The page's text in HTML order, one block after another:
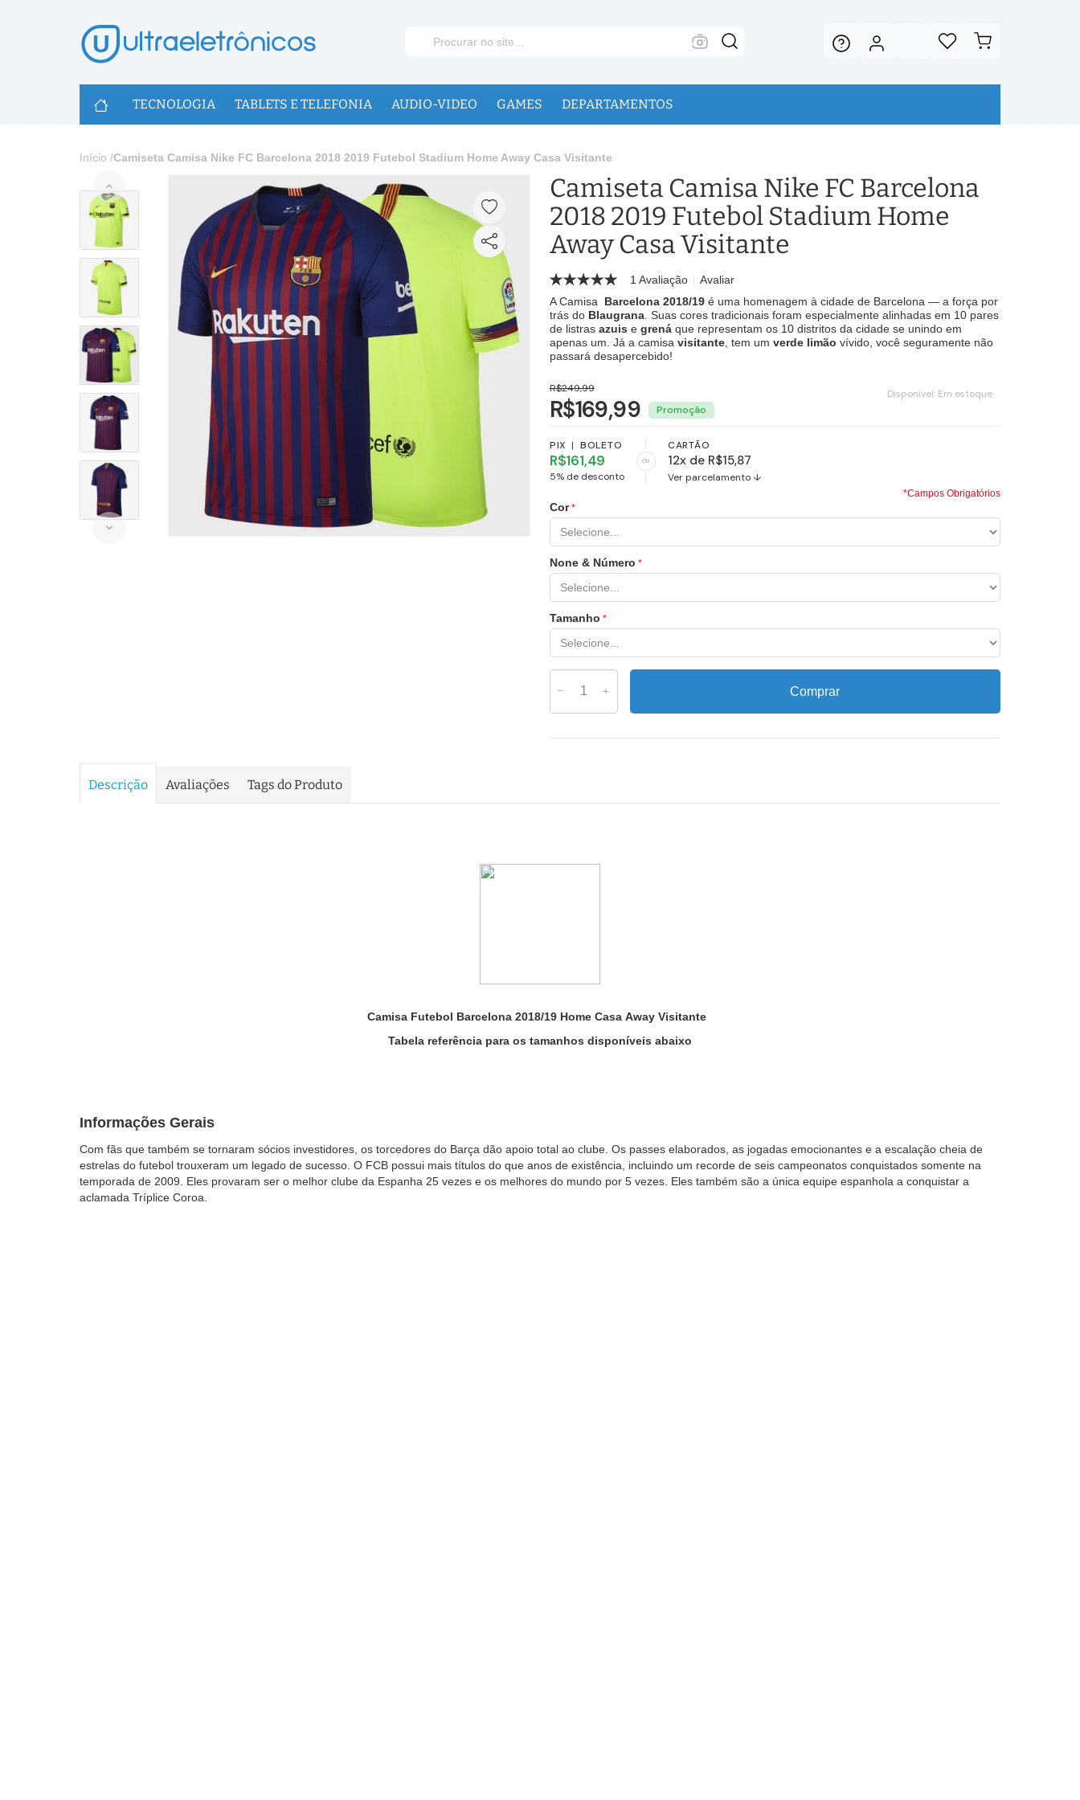
U
TECNOLOGIA TABLETS E TELEFONIA AUDIO-VIDEO GAMES DEPARTAMENTOS
Início /Camiseta Camisa Nike FC Barcelona 2018 2019 Futebol Stadium Home Away Casa Visitante
Camiseta Camisa Nike FC Barcelona
2018 2019 Futebol Stadium Home
Away Casa Visitante
1 Avaliação
Avaliar
A Camisa Barcelona 2018/19é uma homenagem à cidade de Barcelona — a força por
trás do Blaugrana. Suas cores tradicionais foram especialmente alinhadas em 10 pares
de listras azuis e grenáque representam os 10 distritos da cidade se unindo em
apenas um. Já a camisa visitante, tem um verde limão vívido, você seguramente não
passará desapercebido!
Disponível: Em estoque
R$249,99
R$169,99
PIX | BOLETO
R$161,49
5% de desconto
ou
CARTÃO
12x de R$15,87
Ver parcelamento ↓
Cor
None & Número
Tamanho
*Campos Obrigatórios
Comprar
Descrição Avaliações Tags do Produto
Camisa Futebol Barcelona 2018/19 Home Casa Away Visitante
Tabela referência para os tamanhos disponíveis abaixo
Informações Gerais
Com fãs que também se tornaram sócios investidores, os torcedores do Barça dão apoio total ao clube. Os passes elaborados, as jogadas emocionantes e a escalação cheia de
estrelas do futebol trouxeram um legado de sucesso. O FCB possui mais títulos do que anos de existência, incluindo um recorde de seis campeonatos conquistados somente na
temporada de 2009. Eles provaram ser o melhor clube da Espanha 25 vezes e os melhores do mundo por 5 vezes. Eles também são a única equipe espanhola a conquistar a
aclamada Tríplice Coroa.